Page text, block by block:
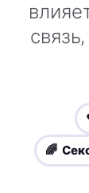
🌈